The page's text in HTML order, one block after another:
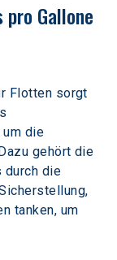
Gallone
Flotten sorgt
die
gehört die
durch die
tanken, um